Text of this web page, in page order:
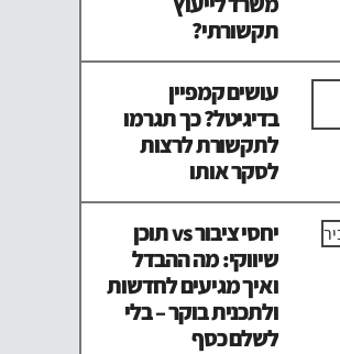
תקשורתי?
עושים קמפיין
בדיגיטל? כך תגרמו
לתקשורת לרצות
לסקר אותו
יחסי ציבור vs תוכן
שיווקי: מה ההבדל
ואיך מגיעים לחדשות
ולתכנית בוקר – בלי
לשלם כסף